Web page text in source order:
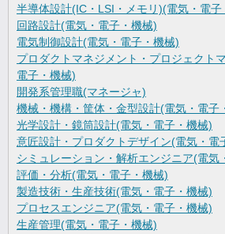
半導体設計(IC・LSI・メモリ)(電気・電子
回路設計(電気・電子・機械)
電気制御設計(電気・電子・機械)
プロダクトマネジメント・プロジェクト
電子・機械)
開発系管理職(マネージャ)
機械・機構・筐体・金型設計(電気・電子
光学設計・鏡筒設計(電気・電子・機械)
意匠設計・プロダクトデザイン(電気・電
シミュレーション・解析エンジニア(電気
評価・分析(電気・電子・機械)
製造技術・生産技術(電気・電子・機械)
プロセスエンジニア(電気・電子・機械)
生産管理(電気・電子・機械)